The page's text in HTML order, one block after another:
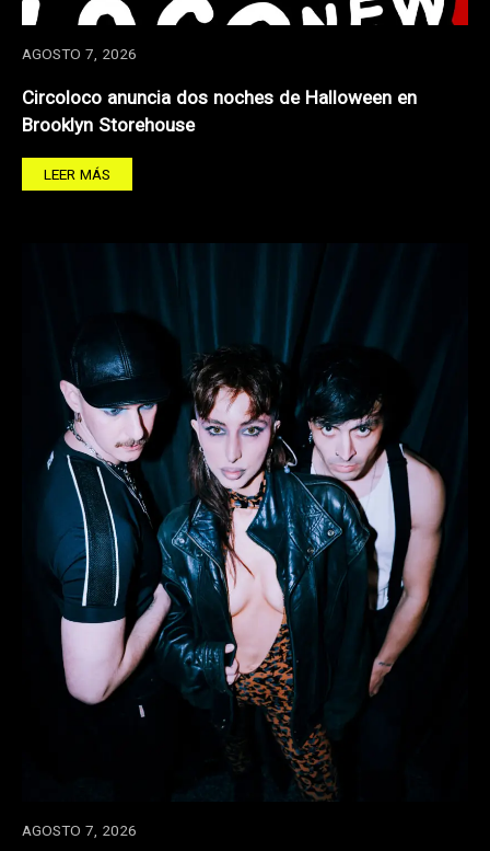
AGOSTO 7, 2026
Circoloco anuncia dos noches de Halloween en
Brooklyn Storehouse
LEER MÁS
AGOSTO 7, 2026